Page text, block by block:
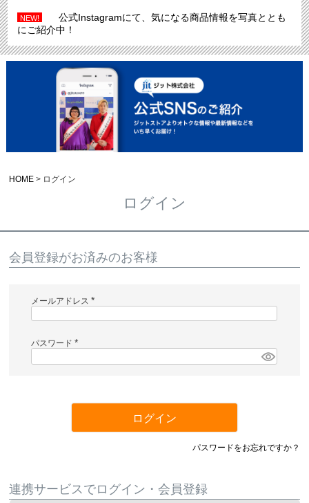
NEW!
公式Instagramにて、気になる商品情報を写真ととも
にご紹介中！
HOME ログイン
ログイン
会員登録がお済みのお客様
メールアドレス
必
パスワード
必
ログイン
パスワードをお忘れですか？
連携サービスでログイン・会員登録